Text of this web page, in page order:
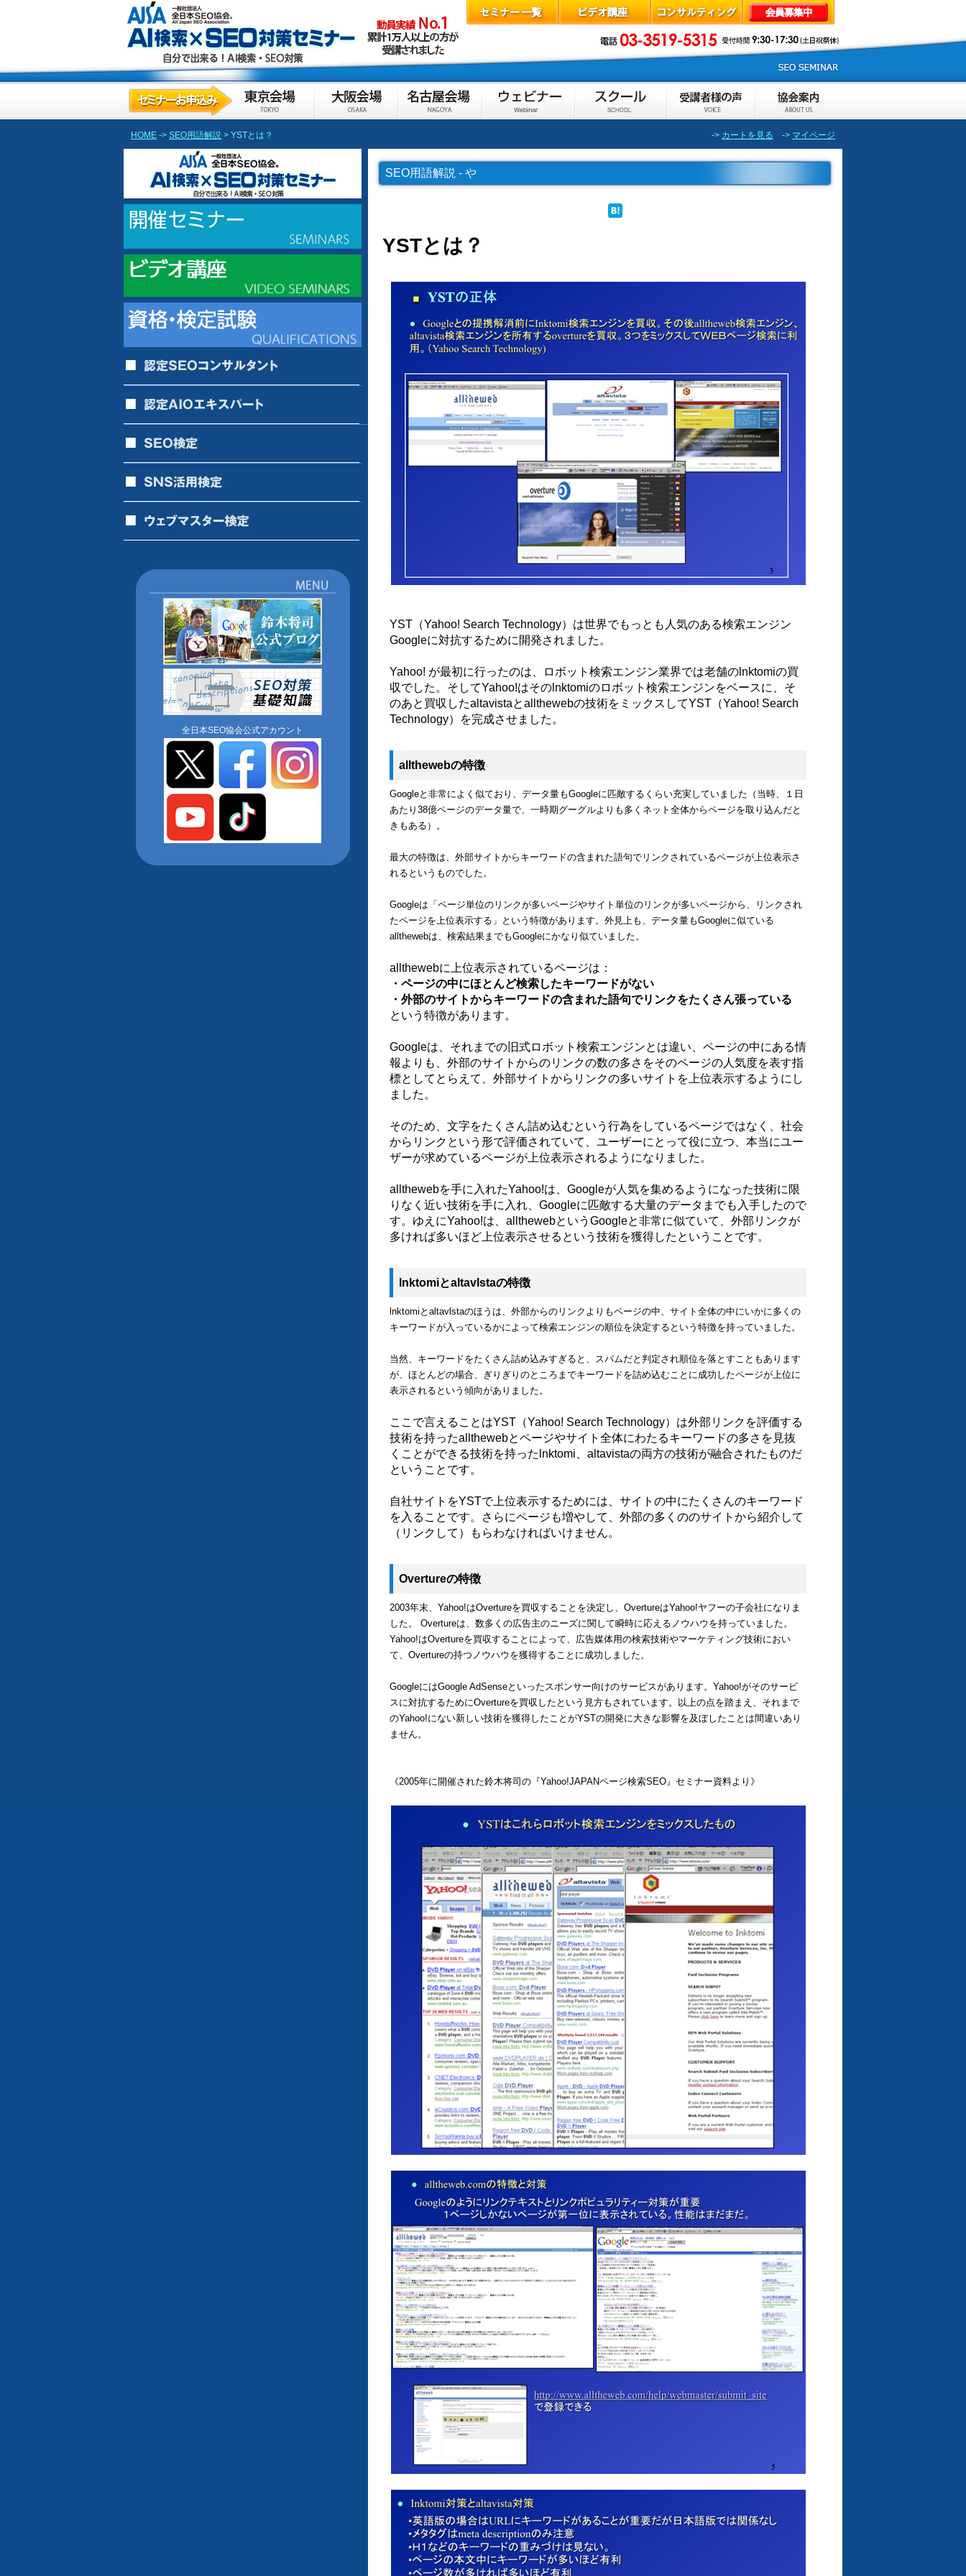
HOME -> SEO用語解説 > YSTとは？ -> カートを見る -> マイページ
SEO用語解説 - や
YSTとは？
YST（Yahoo! Search Technology）は世界でもっとも人気のある検索エンジン
Googleに対抗するために開発されました。
Yahoo! が最初に行ったのは、ロボット検索エンジン業界では老舗のlnktomiの買
収でした。そしてYahoo!はそのlnktomiのロボット検索エンジンをベースに、そ
のあと買収したaltavistaとallthewebの技術をミックスしてYST（Yahoo! Search
Technology）を完成させました。
allthewebの特徴
Googleと非常によく似ており、データ量もGoogleに匹敵するくらい充実していました（当時、１日
あたり38億ページのデータ量で、一時期グーグルよりも多くネット全体からページを取り込んだと
きもある）。
最大の特徴は、外部サイトからキーワードの含まれた語句でリンクされているページが上位表示さ
れるというものでした。
Googleは「ページ単位のリンクが多いページやサイト単位のリンクが多いページから、リンクされ
たページを上位表示する」という特徴があります。外見上も、データ量もGoogleに似ている
allthewebは、検索結果までもGoogleにかなり似ていました。
allthewebに上位表示されているページは：
・ページの中にほとんど検索したキーワードがない
・外部のサイトからキーワードの含まれた語句でリンクをたくさん張っている
という特徴があります。
Googleは、それまでの旧式ロボット検索エンジンとは違い、ページの中にある情
報よりも、外部のサイトからのリンクの数の多さをそのページの人気度を表す指
標としてとらえて、外部サイトからリンクの多いサイトを上位表示するようにし
ました。
そのため、文字をたくさん詰め込むという行為をしているページではなく、社会
からリンクという形で評価されていて、ユーザーにとって役に立つ、本当にユー
ザーが求めているページが上位表示されるようになりました。
allthewebを手に入れたYahoo!は、Googleが人気を集めるようになった技術に限
りなく近い技術を手に入れ、Googleに匹敵する大量のデータまでも入手したので
す。ゆえにYahoo!は、allthewebというGoogleと非常に似ていて、外部リンクが
多ければ多いほど上位表示させるという技術を獲得したということです。
lnktomiとaltavlstaの特徴
lnktomiとaltavlstaのほうは、外部からのリンクよりもページの中、サイト全体の中にいかに多くの
キーワードが入っているかによって検索エンジンの順位を決定するという特徴を持っていました。
当然、キーワードをたくさん詰め込みすぎると、スパムだと判定され順位を落とすこともあります
が、ほとんどの場合、ぎりぎりのところまでキーワードを詰め込むことに成功したページが上位に
表示されるという傾向がありました。
ここで言えることはYST（Yahoo! Search Technology）は外部リンクを評価する
技術を持ったallthewebとページやサイト全体にわたるキーワードの多さを見抜
くことができる技術を持ったlnktomi、altavistaの両方の技術が融合されたものだ
ということです。
自社サイトをYSTで上位表示するためには、サイトの中にたくさんのキーワード
を入ることです。さらにページも増やして、外部の多くののサイトから紹介して
（リンクして）もらわなければいけません。
Overtureの特徴
2003年末、Yahoo!はOvertureを買収することを決定し、OvertureはYahoo!ヤフーの子会社になりま
した。 Overtureは、数多くの広告主のニーズに関して瞬時に応えるノウハウを持っていました。
Yahoo!はOvertureを買収することによって、広告媒体用の検索技術やマーケティング技術におい
て、Overtureの持つノウハウを獲得することに成功しました。
GoogleにはGoogle AdSenseといったスポンサー向けのサービスがあります。Yahoo!がそのサービ
スに対抗するためにOvertureを買収したという見方もされています。以上の点を踏まえ、それまで
のYahoo!にない新しい技術を獲得したことがYSTの開発に大きな影響を及ぼしたことは間違いあり
ません。
《2005年に開催された鈴木将司の 『Yahoo!JAPANページ検索SEO』セミナー資料より 》
全日本SEO協会公式アカウント